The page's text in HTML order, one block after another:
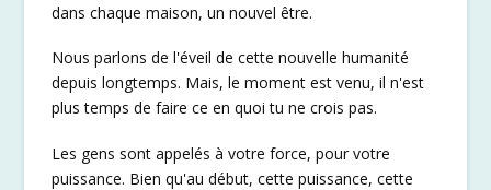
dans chaque maison, un nouvel être.
Nous parlons de l'éveil de cette nouvelle humanité
depuis longtemps. Mais, le moment est venu, il n'est
plus temps de faire ce en quoi tu ne crois pas.
Les gens sont appelés à votre force, pour votre
puissance. Bien qu'au début, cette puissance, cette